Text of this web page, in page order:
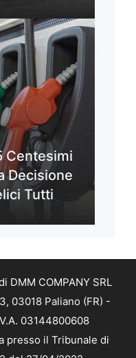
Centesimi
Decisione
Tutti
DMM COMPANY SRL
03018 Paliano (FR) -
03144800608
presso il Tribunale di